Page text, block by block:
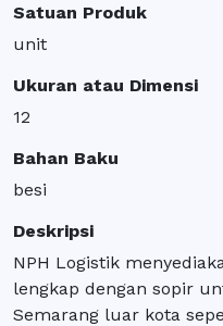
Satuan Produk
unit
Ukuran atau Dimensi
12
Bahan Baku
besi
Deskripsi
NPH Logistik
lengkap dengan sopir
Semarang luar kota